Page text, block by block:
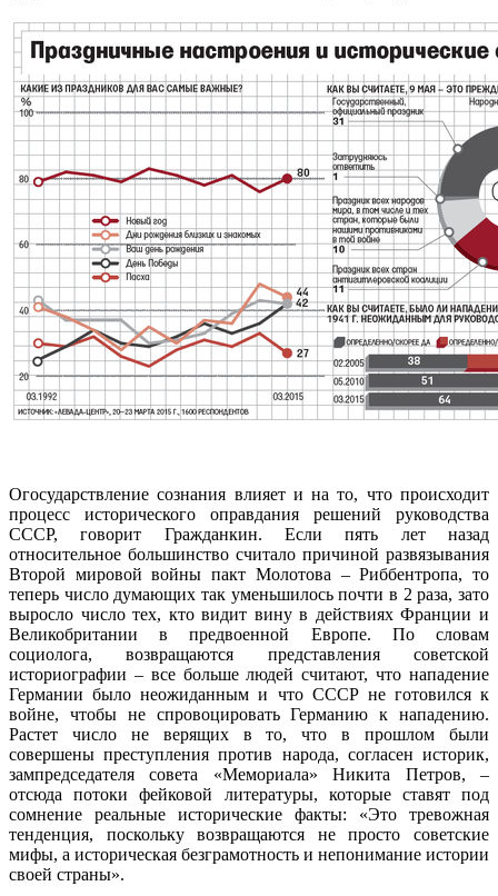
Огосударствление сознания влияет и на то, что происходит
процесс исторического оправдания решений руководства
СССР, говорит Гражданкин. Если пять лет назад
относительное большинство считало причиной развязывания
Второй мировой войны пакт Молотова – Риббентропа, то
теперь число думающих так уменьшилось почти в 2 раза, зато
выросло число тех, кто видит вину в действиях Франции и
Великобритании в предвоенной Европе. По словам
социолога, возвращаются представления советской
историографии – все больше людей считают, что нападение
Германии было неожиданным и что СССР не готовился к
войне, чтобы не спровоцировать Германию к нападению.
Растет число не верящих в то, что в прошлом были
совершены преступления против народа, согласен историк,
зампредседателя совета «Мемориала» Никита Петров, –
отсюда потоки фейковой литературы, которые ставят под
сомнение реальные исторические факты: «Это тревожная
тенденция, поскольку возвращаются не просто советские
мифы, а историческая безграмотность и непонимание истории
своей страны».